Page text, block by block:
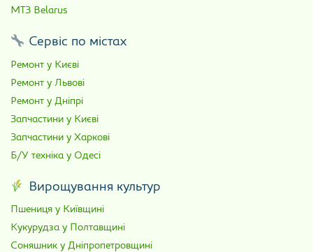
МТЗ Belarus
Сервіс по містах
Ремонт у Києві
Ремонт у Львові
Ремонт у Дніпрі
Запчастини у Києві
Запчастини у Харкові
Б/У техніка у Одесі
Вирощування культур
Пшениця у Київщині
Кукурудза у Полтавщині
Соняшник у Дніпропетровщині